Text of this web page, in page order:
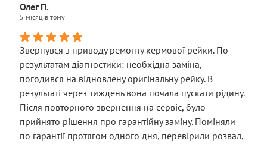
Олег П.
5 місяців тому
Звернувся з приводу ремонту кермової рейки. По
результатам діагностики: необхідна заміна,
погодився на відновлену оригінальну рейку. В
результаті через тиждень вона почала пускати рідину.
Після повторного звернення на сервіс, було
прийнято рішення про гарантійну заміну. Поміняли
по гарантії протягом одного дня, перевірили розвал,